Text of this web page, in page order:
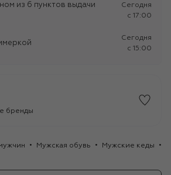
из 6 пунктов выдачи
Сегодня
c 17:00
Сегодня
c 15:00
бренды
Мужская обувь Мужские кеды